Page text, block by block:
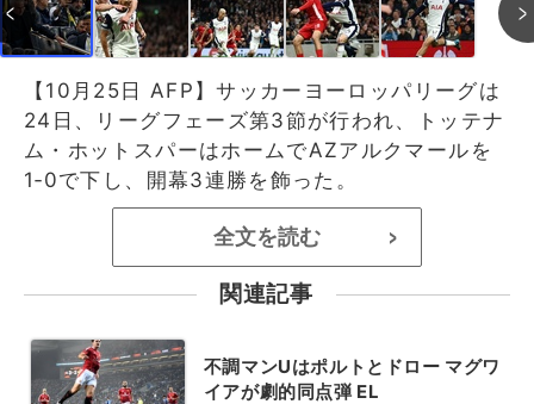
【10月25日 AFP】サッカーヨーロッパリーグは
24日、リーグフェーズ第3節が行われ、トッテナ
ム・ホットスパーはホームでAZアルクマールを
1‐0で下し、開幕3連勝を飾った。
全文を読む >
関連記事
不調マンUはポルトとドロー マグワ
イアが劇的同点弾 EL